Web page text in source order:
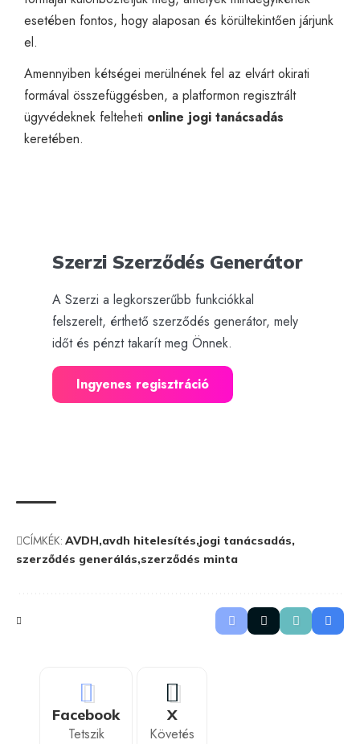
esetében fontos, hogy alaposan és körültekintően járjunk
el.
Amennyiben kétségei merülnének fel az elvárt okirati
formával összefüggésben, a platformon regisztrált
ügyvédeknek felteheti online jogi tanácsadás
keretében.
Szerzi Szerződés Generátor
A Szerzi a legkorszerűbb funkciókkal
felszerelt, érthető szerződés generátor, mely
időt és pénzt takarít meg Önnek.
Ingyenes regisztráció
CÍMKÉK: AVDH avdh hitelesítés jogi tanácsadás
szerződés generálás szerződés minta
Facebook
Tetszik
X
Követés